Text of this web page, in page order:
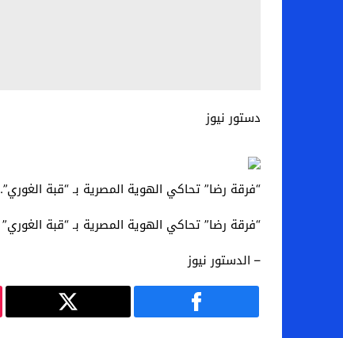
دستور نيوز
“فرقة رضا” تحاكي الهوية المصرية بـ “قبة الغوري”.
“فرقة رضا” تحاكي الهوية المصرية بـ “قبة الغوري”
– الدستور نيوز